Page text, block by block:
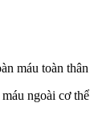
máu toàn
ngoài cơ